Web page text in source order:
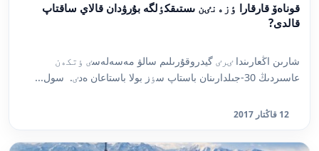
قوناەۆ قارقارا ٶزەنٸن ىستىقكٶلگە بۇرۋدان قالاي ساقتاپ
قالدى?
شارىن اڭعارىندا ٸرٸ گيدروقۇرىلىم سالۋ مەسەلەسٸ ٶتكەن
عاسىردىڭ 30-جىلدارىنان باستاپ سٶز بولا باستاعان ەدٸ. سول...
12 قاڭتار 2017